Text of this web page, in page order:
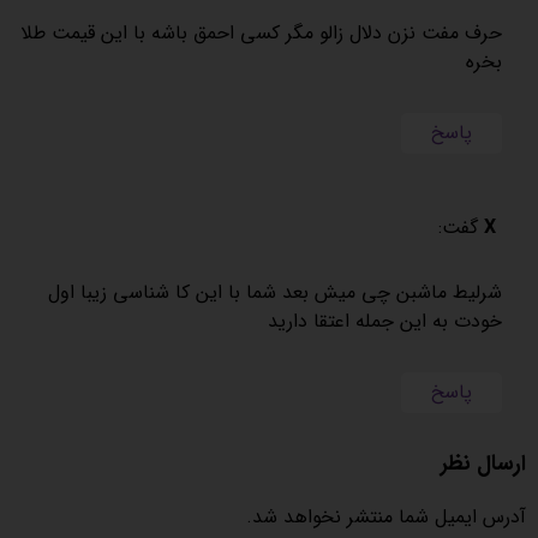
حرف مفت نزن دلال زالو مگر کسی احمق باشه با این قیمت طلا
بخره
پاسخ
X گفت:
شرلیط ماشبن چی میش بعد شما با این کا شناسی زیبا اول
خودت به این جمله اعتقا دارید
پاسخ
ارسال نظر
آدرس ایمیل شما منتشر نخواهد شد.